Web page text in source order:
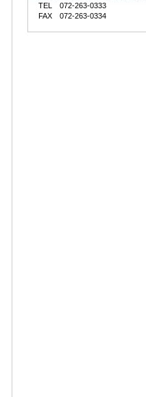
TEL 072-263-0333
FAX 072-263-0334